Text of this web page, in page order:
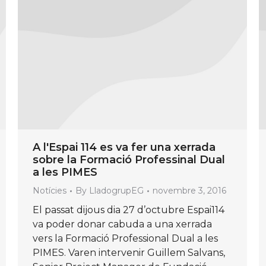
A l'Espai 114 es va fer una xerrada
sobre la Formació Professinal Dual
a les PIMES
Notícies By LladogrupEG novembre 3, 2016
El passat dijous dia 27 d’octubre Espai114
va poder donar cabuda a una xerrada
vers la Formació Professional Dual a les
PIMES. Varen intervenir Guillem Salvans,